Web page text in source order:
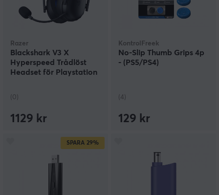
Razer
Blackshark V3 X
Hyperspeed Trådlöst
Headset för Playstation
(0)
1129 kr
KontrolFreek
No-Slip Thumb Grips 4p
- (PS5/PS4)
(4)
129 kr
SPARA 29%